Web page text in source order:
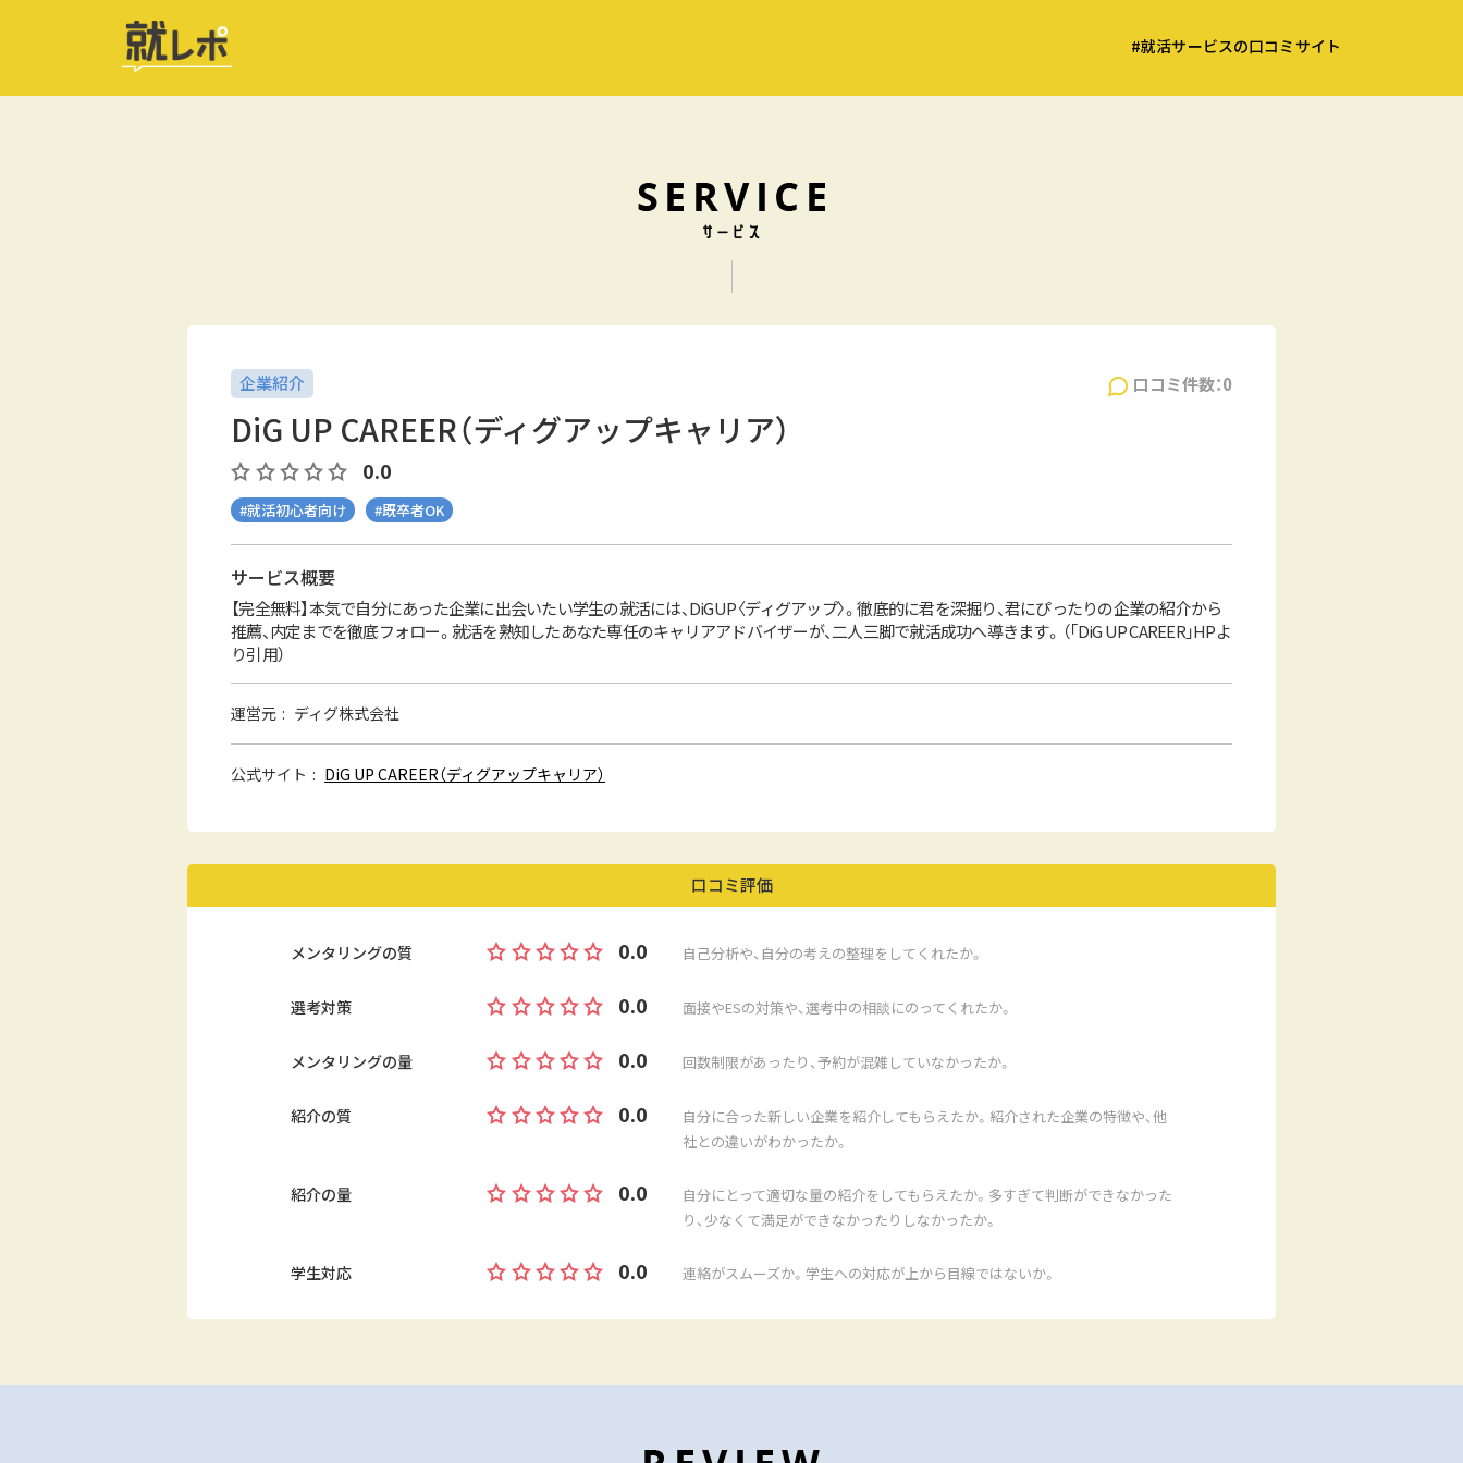
#就活サービスの口コミサイト
口コミ件数：0
企業紹介
DiG UP CAREER（ディグアップキャリア）
0.0
#就活初心者向け #既卒者OK
サービス概要
【完全無料】本気で自分にあった企業に出会いたい学生の就活には、DiGUP〈ディグアップ〉。徹底的に君を深掘り、君にぴったりの企業の紹介から
推薦、内定までを徹底フォロー。就活を熟知したあなた専任のキャリアアドバイザーが、二人三脚で就活成功へ導きます。 （「DiG UP CAREER」HPよ
り引用）
運営元 ディグ株式会社
公式サイト DiG UP CAREER（ディグアップキャリア）
口コミ評価
メンタリングの質 0.0 自己分析や、自分の考えの整理をしてくれたか。
選考対策 0.0 面接やESの対策や、選考中の相談にのってくれたか。
メンタリングの量 0.0 回数制限があったり、予約が混雑していなかったか。
紹介の質 0.0
自分に合った新しい企業を紹介してもらえたか。紹介された企業の特徴や、他
社との違いがわかったか。
紹介の量 0.0
自分にとって適切な量の紹介をしてもらえたか。多すぎて判断ができなかった
り、少なくて満足ができなかったりしなかったか。
学生対応 0.0 連絡がスムーズか。学生への対応が上から目線ではないか。